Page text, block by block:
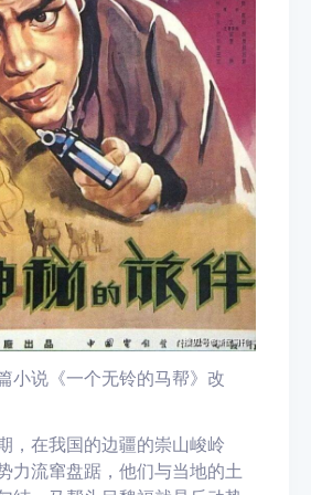
小说《一个无铃的马帮》改
，在我国的边疆的崇山峻岭
力流窜盘踞，他们与当地的土